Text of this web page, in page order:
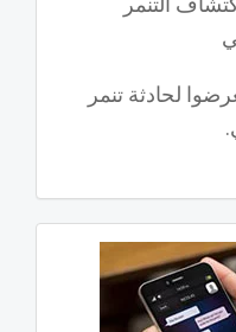
لحادثة تنمر